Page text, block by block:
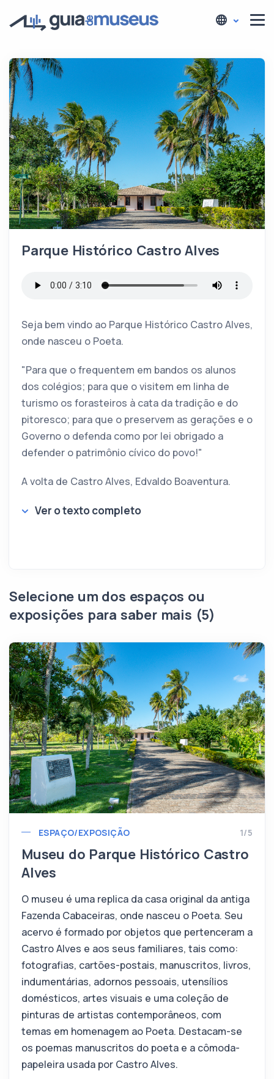
Parque Histórico Castro Alves
Seja bem vindo ao Parque Histórico Castro Alves,
onde nasceu o Poeta.
"Para que o frequentem em bandos os alunos
dos colégios; para que o visitem em linha de
turismo os forasteiros à cata da tradição e do
pitoresco; para que o preservem as gerações e o
Governo o defenda como por lei obrigado a
defender o patrimônio cívico do povo!"
A volta de Castro Alves, Edvaldo Boaventura.
Ver o texto completo
Selecione um dos espaços ou
exposições para saber mais (5)
ESPAÇO/EXPOSIÇÃO 1/5
Museu do Parque Histórico Castro
Alves
O museu é uma replica da casa original da antiga
Fazenda Cabaceiras, onde nasceu o Poeta. Seu
acervo é formado por objetos que pertenceram a
Castro Alves e aos seus familiares, tais como:
fotografias, cartões-postais, manuscritos, livros,
indumentárias, adornos pessoais, utensílios
domésticos, artes visuais e uma coleção de
pinturas de artistas contemporâneos, com
temas em homenagem ao Poeta. Destacam-se
os poemas manuscritos do poeta e a cômoda-
papeleira usada por Castro Alves.